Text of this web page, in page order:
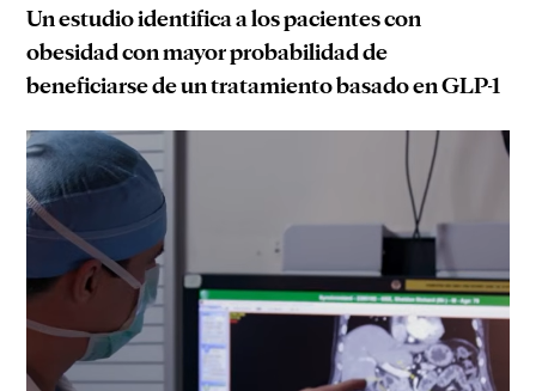
Un estudio identifica a los pacientes con
obesidad con mayor probabilidad de
beneficiarse de un tratamiento basado en GLP-1